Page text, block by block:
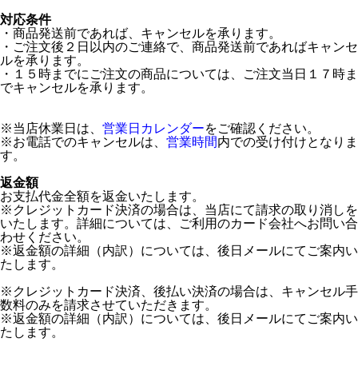
対応条件
・商品発送前であれば、キャンセルを承ります。
・ご注文後２日以内のご連絡で、商品発送前であればキャンセ
ルを承ります。
・１５時までにご注文の商品については、ご注文当日１７時ま
でキャンセルを承ります。
※当店休業日は、 営業日カレンダーをご確認ください。
※お電話でのキャンセルは、 営業時間内での受け付けとなりま
す。
返金額
お支払代金全額を返金いたします。
※クレジットカード決済の場合は、当店にて請求の取り消しを
いたします。詳細については、ご利用のカード会社へお問い合
わせください。
※返金額の詳細（内訳）については、後日メールにてご案内い
たします。
※クレジットカード決済、後払い決済の場合は、キャンセル手
数料のみを請求させていただきます。
※返金額の詳細（内訳）については、後日メールにてご案内い
たします。